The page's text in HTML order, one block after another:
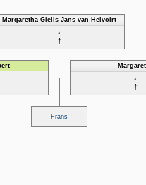
Margaretha Gielis Jans van Helvoirt
*
†
*
†
Frans